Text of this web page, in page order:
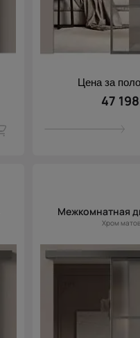
Цена за
47
Межкомнатная
Хром